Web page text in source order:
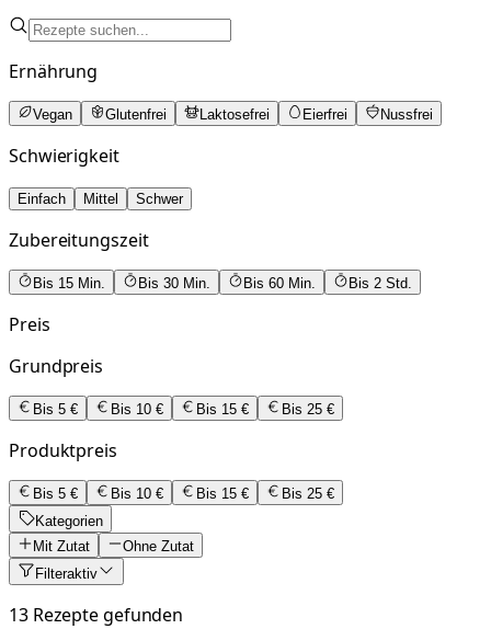
Ernährung
Vegan Glutenfrei Laktosefrei Eierfrei Nussfrei
Schwierigkeit
Einfach Mittel Schwer
Zubereitungszeit
Bis 15 Min. Bis 30 Min. Bis 60 Min. Bis 2 Std.
Preis
Grundpreis
Bis 5 € Bis 10 € Bis 15 € Bis 25 €
Produktpreis
Bis 5 € Bis 10 € Bis 15 €
Bis 25 €
Kategorien
Mit Zutat
Ohne Zutat
Filteraktiv
13 Rezepte gefunden